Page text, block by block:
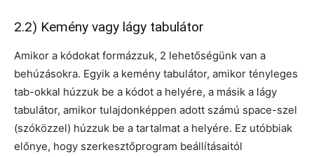
2.2) Kemény vagy lágy tabulátor
Amikor a kódokat formázzuk, 2 lehetőségünk van a
behúzásokra. Egyik a kemény tabulátor, amikor tényleges
tab-okkal húzzuk be a kódot a helyére, a másik a lágy
tabulátor, amikor tulajdonképpen adott számú space-szel
(szóközzel) húzzuk be a tartalmat a helyére. Ez utóbbiak
előnye, hogy szerkesztőprogram beállításaitól